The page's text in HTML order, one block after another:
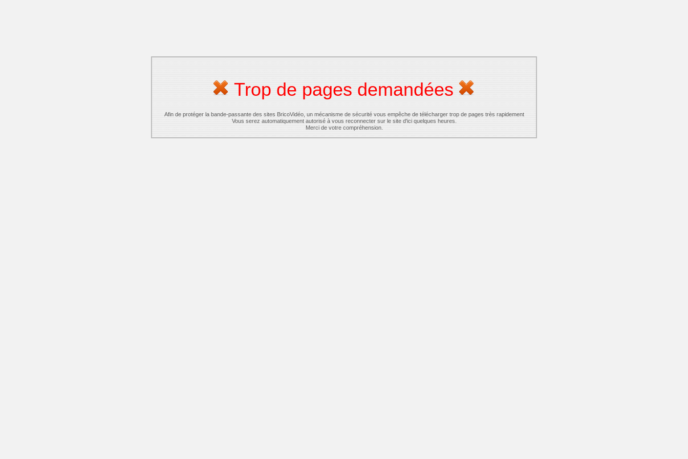
Trop de pages demandées
Afin de protéger la bande-passante des sites BricoVidéo, un mécanisme de sécurité vous empêche de télécharger trop de pages très rapidement
Vous serez automatiquement autorisé à vous reconnecter sur le site d'ici quelques heures.
Merci de votre compréhension.